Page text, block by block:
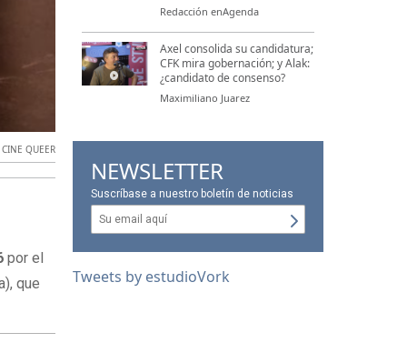
CINE QUEER
por el
que
Redacción enAgenda
Axel consolida su candidatura;
CFK mira gobernación; y Alak:
¿candidato de consenso?
Maximiliano Juarez
NEWSLETTER
Suscríbase a nuestro boletín de noticias
Tweets by estudioVork